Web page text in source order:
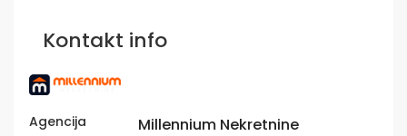
Kontakt info
Agencija Millennium Nekretnine